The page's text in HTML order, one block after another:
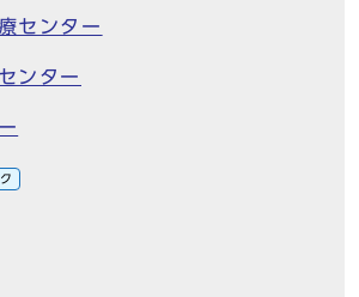
センター
ンター